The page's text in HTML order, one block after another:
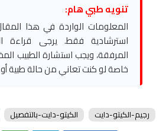
تنويه طبي هام:
المعلومات الواردة في هذا
استرشادية فقط. يرجى قراءة
المرفقة، ويجب استشارة الطبيب
خاصة لو كنت تعاني من حالة طبية
الكيتو-دايت-بالتفصيل رجيم-الكيتو-دايت